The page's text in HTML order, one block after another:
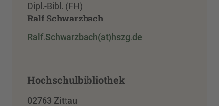
Dipl.-Bibl. (FH)
Ralf Schwarzbach
Ralf.Schwarzbach(at)hszg.de
Hochschulbibliothek
02763 Zittau